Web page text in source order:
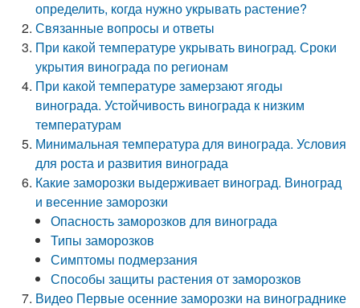
определить, когда нужно укрывать растение?
Связанные вопросы и ответы
При какой температуре укрывать виноград. Сроки
укрытия винограда по регионам
При какой температуре замерзают ягоды
винограда. Устойчивость винограда к низким
температурам
Минимальная температура для винограда. Условия
для роста и развития винограда
Какие заморозки выдерживает виноград. Виноград
и весенние заморозки
Опасность заморозков для винограда
Типы заморозков
Симптомы подмерзания
Способы защиты растения от заморозков
Видео Первые осенние заморозки на винограднике